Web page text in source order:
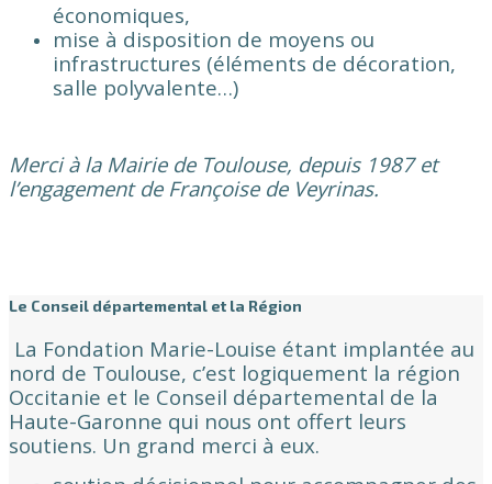
économiques,
mise à disposition de moyens ou
infrastructures (éléments de décoration,
salle polyvalente…)
Merci à la Mairie de Toulouse, depuis 1987 et
l’engagement de Françoise de Veyrinas.
Le Conseil départemental et la Région
La Fondation Marie-Louise étant implantée au
nord de Toulouse, c’est logiquement la région
Occitanie et le Conseil départemental de la
Haute-Garonne qui nous ont offert leurs
soutiens. Un grand merci à eux.